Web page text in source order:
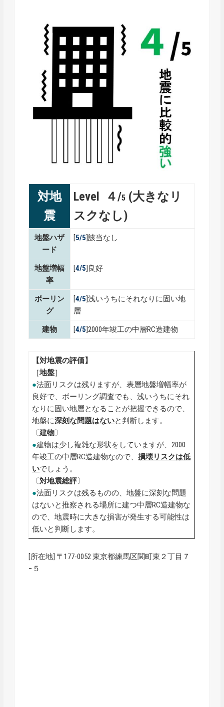
対地
震
Level ４/5 (大きなリ
スクなし)
地盤ハザ
ード
[5/5]該当なし
地盤増幅
率
[4/5]良好
ボーリン
グ
[4/5]浅いうちにそれなりに固い地
層
建物 [4/5]2000年竣工の中層RC造建物
【対地震の評価】
［地盤］
●法面リスクは残りますが、表層地盤増幅率が
良好で、ボーリング調査でも、浅いうちにそれ
なりに固い地層となることが把握できるので、
地盤に深刻な問題はないと判断します。
〔建物〕
●建物は少し複雑な形状をしていますが、2000
年竣工の中層RC造建物なので、損壊リスクは低
いでしょう。
〔対地震総評〕
●法面リスクは残るものの、地盤に深刻な問題
はないと推察される場所に建つ中層RC造建物な
ので、地震時に大きな損害が発生する可能性は
低いと判断します。
[所在地] 〒177-0052 東京都練馬区関町東２丁目７
−５